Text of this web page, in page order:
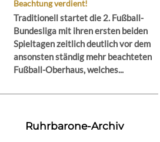
Beachtung verdient!
Traditionell startet die 2. Fußball-
Bundesliga mit ihren ersten beiden
Spieltagen zeitlich deutlich vor dem
ansonsten ständig mehr beachteten
Fußball-Oberhaus, welches...
Ruhrbarone-Archiv